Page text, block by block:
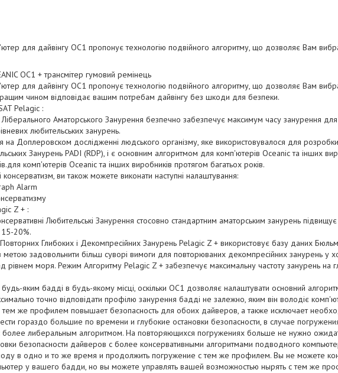
для дайвінгу OC1 пропонує технологію подвійного алгоритму, що дозволяє Вам
OC1 + трансмітер гумовий ремінець
для дайвінгу OC1 пропонує технологію подвійного алгоритму, що дозволяє Вам
чином відповідає вашим потребам дайвінгу без шкоди для безпеки.
Pelagic :
Аматорського Занурення безпечно забезпечує максимум часу занурення для
любительських занурень.
на Доплеровском дослідженні людського організму, яке використовувалося для розробки
Занурень PADI (RDP), і є основним алгоритмом для комп'ютерів Oceanic та інших
комп'ютерів Oceanic та інших виробників протягом багатьох років.
ви також можете виконати наступні налаштування:
Alarm
Z + :
Любительські Занурення стосовно стандартним аматорським занурень підвищує
15-20%.
Глибоких і Декомпресійних Занурень Pelagic Z + використовує базу даних
метою задовольнити більш суворі вимоги для повторюваних декомпресійних занурень у
рівнем моря. Режим Алгоритму Pelagic Z + забезпечує максимальну частоту занурень на
яким бадді в будь-якому місці, оскільки OC1 дозволяє налаштувати основний
точно відповідати профілю занурення бадді не залежно, яким він володіє
же профилем повышает безопасность для обоих дайверов, а также исключает
гораздо большие по времени и глубокие остановки безопасности, в случае
либеральным алгоритмом. На повторяющихся погружениях больше не нужно
безопасности дайверов с более консервативными алгоритмами подводного
в одно и то же время и продолжить погружение с тем же профилем. Вы не можете
у вашего бадди, но вы можете управлять вашей возможностью нырять с тем же